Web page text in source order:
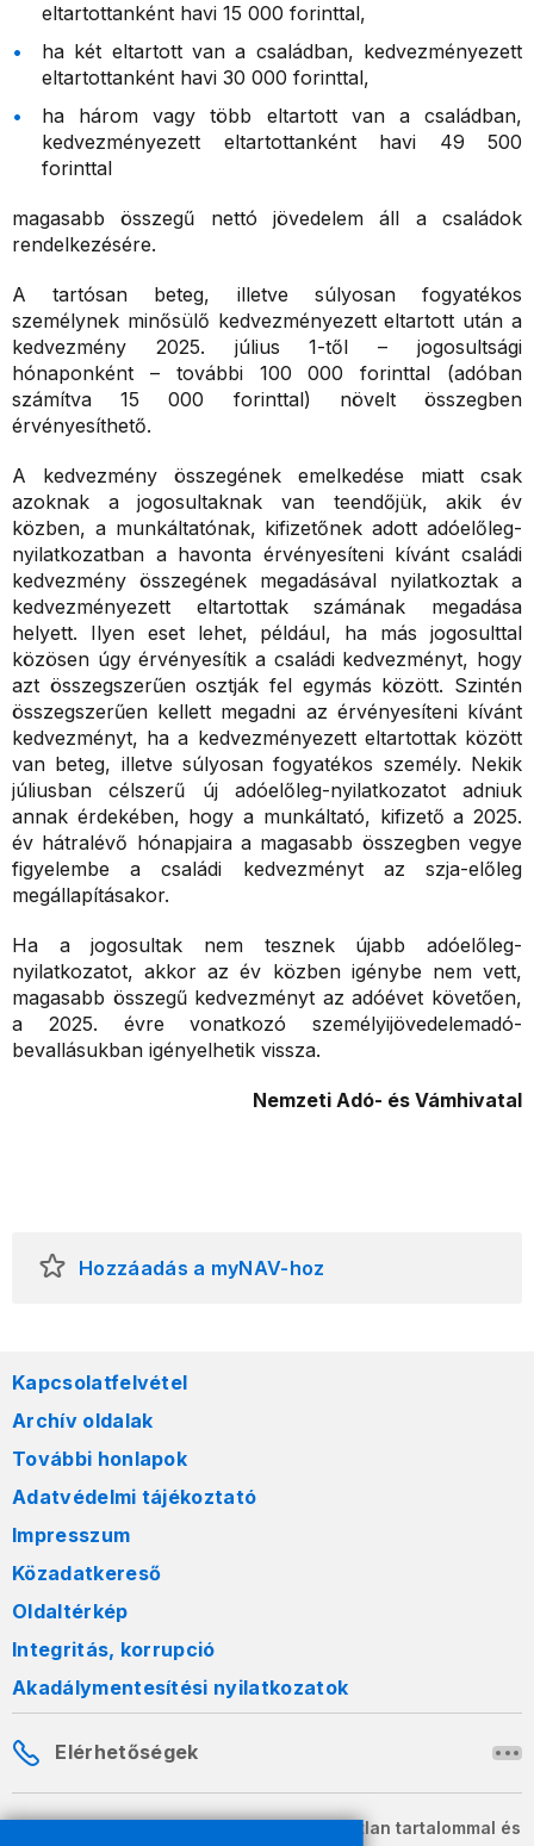
eltartottanként havi 15 000 forinttal,
ha két eltartott van a családban, kedvezményezett
eltartottanként havi 30 000 forinttal,
ha három vagy több eltartott van a családban,
kedvezményezett eltartottanként havi 49 500
forinttal
magasabb összegű nettó jövedelem áll a családok
rendelkezésére.
A tartósan beteg, illetve súlyosan fogyatékos
személynek minősülő kedvezményezett eltartott után a
kedvezmény 2025. július 1-től – jogosultsági
hónaponként – további 100 000 forinttal (adóban
számítva 15 000 forinttal) növelt összegben
érvényesíthető.
A kedvezmény összegének emelkedése miatt csak
azoknak a jogosultaknak van teendőjük, akik év
közben, a munkáltatónak, kifizetőnek adott adóelőleg-
nyilatkozatban a havonta érvényesíteni kívánt családi
kedvezmény összegének megadásával nyilatkoztak a
kedvezményezett eltartottak számának megadása
helyett. Ilyen eset lehet, például, ha más jogosulttal
közösen úgy érvényesítik a családi kedvezményt, hogy
azt összegszerűen osztják fel egymás között. Szintén
összegszerűen kellett megadni az érvényesíteni kívánt
kedvezményt, ha a kedvezményezett eltartottak között
van beteg, illetve súlyosan fogyatékos személy. Nekik
júliusban célszerű új adóelőleg-nyilatkozatot adniuk
annak érdekében, hogy a munkáltató, kifizető a 2025.
év hátralévő hónapjaira a magasabb összegben vegye
figyelembe a családi kedvezményt az szja-előleg
megállapításakor.
Ha a jogosultak nem tesznek újabb adóelőleg-
nyilatkozatot, akkor az év közben igénybe nem vett,
magasabb összegű kedvezményt az adóévet követően,
a 2025. évre vonatkozó személyijövedelemadó-
bevallásukban igényelhetik vissza.
Nemzeti Adó- és Vámhivatal
Hozzáadás a myNAV-hoz
Kapcsolatfelvétel
Archív oldalak
További honlapok
Adatvédelmi tájékoztató
Impresszum
Közadatkereső
Oldaltérkép
Integritás, korrupció
Akadálymentesítési nyilatkozatok
Elérhetőségek
A honlapon szereplő információk változatlan tartalommal és